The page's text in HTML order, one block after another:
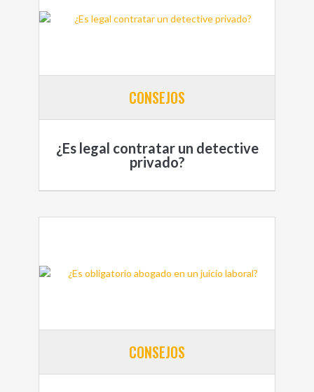
CONSEJOS
¿Es legal contratar un detective
privado?
CONSEJOS